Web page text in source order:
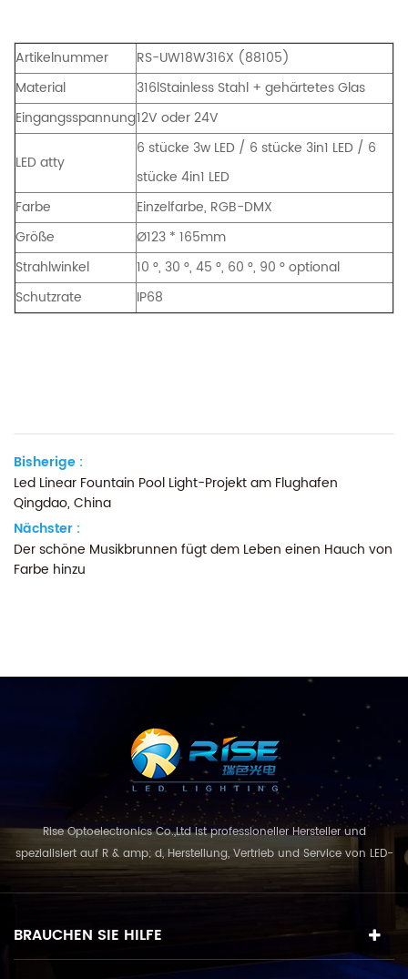
Artikelnummer
RS-UW18W316X (88105)
Material
316lStainless Stahl + gehärtetes Glas
Eingangsspannung12V oder 24V
LED atty
6 stücke 3w LED / 6 stücke 3in1 LED / 6
stücke 4in1 LED
Farbe
Einzelfarbe, RGB-DMX
Größe
Ø123 * 165mm
Strahlwinkel
10 °, 30 °, 45 °, 60 °, 90 ° optional
Schutzrate
IP68
Bisherige :
Led Linear Fountain Pool Light-Projekt am Flughafen
Qingdao, China
Nächster :
Der schöne Musikbrunnen fügt dem Leben einen Hauch von
Farbe hinzu
Rise Optoelectronics Co.,Ltd ist professioneller Hersteller und
spezialisiert auf R & amp; d, Herstellung, Vertrieb und Service von LED-
Beleuchtungsprodukte, mit einer breiten Auswahl an
Beleuchtungseinheiten für Wohn-, Gewerbe-, und
"Qualität zuerst, Service in erster Linie", kombinie...
BRAUCHEN SIE HILFE